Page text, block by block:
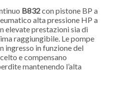
B832con pistone BP a
alta pressione HP a
elevate prestazioni sia di
raggiungibile. Le pompe
ingresso in funzione del
e compensano
mantenendo l’alta